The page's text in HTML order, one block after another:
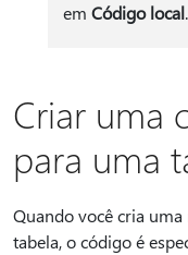
em Código local.
Criar uma
para uma
Quando você cria
tabela, o código é